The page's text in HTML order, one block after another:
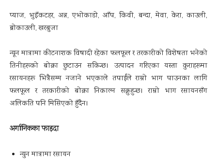
प्याज, भुइँकटहर, अन्न, एभोकाडो, आँप, किवी, बन्दा, मेवा, केरा, काउली,
ब्रोकाउली, खरबुजा
न्यून मात्रामा कीटनाशक विषादी रहेका फलफूल र तरकारीको विशेषता भनेको
तिनीहरूको बोक्रा छुटाउन सकिन्छ। उत्पादन गरिएका यस्ता कुराहरूमा
रसायनहरू भित्रैसम्म नजाने भएकाले तपाईंले राम्रो भाग पाउनका लागि
फलफूल र तरकारीको बोक्रा निकाल्न सक्नुहुन्छ। राम्रो भाग रसायनसँग
अलिकति पनि मिसिएको हुँदैन।
अर्गानिकका फाइदा
न्युन मात्रामा रसायन